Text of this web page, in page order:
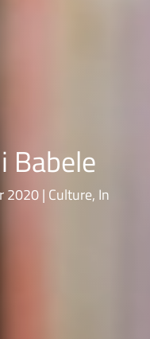
Babele
2020 Culture, In